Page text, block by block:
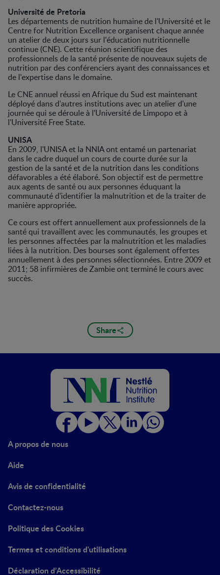
Université de Pretoria
Les départements de nutrition humaine de l'Université et le
Centre for Nutrition Excellence organisent chaque année
un atelier de deux jours sur l'éducation nutritionnelle
continue (CNE). Cette réunion scientifique des
professionnels de la santé présente de nouveaux sujets de
nutrition par des conférenciers ayant des connaissances et
de l'expertise dans le domaine.
Le CNE annuel réussi en Afrique du Sud est maintenant
déployé dans d'autres institutions avec un atelier d'une
journée qui se déroule à l'Université de Limpopo et à
l'Université Free State.
UNISA
En 2009, l'UNISA et la NNIA ont entamé un partenariat
dans le cadre duquel un cours de courte durée sur la
gestion de la santé et de la nutrition dans les conditions
défavorables a été élaboré. Son objectif est de permettre
aux agents de santé ou aux personnes éduquant la
communauté d'identifier la malnutrition et de la traiter de
manière appropriée.
Ce cours est offert annuellement aux professionnels de la
santé qui travaillent avec les communautés, les groupes et
les personnes affectées par la malnutrition et les maladies
liées à la nutrition. Des bourses sont également offertes
annuellement à des personnes sélectionnées. Entre 2009 et
2011; 58 infirmières de Zambie ont terminé le cours avec
succès.
Share
A propos de nous
Aide
Avis de confidentialité
Contactez-nous
Politique des Cookies
Termes et conditions d'utilisations
Déclaration d’Accessibilité